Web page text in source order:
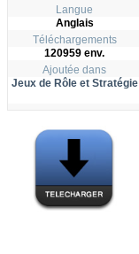
Langue
Anglais
Téléchargements
120959 env.
Ajoutée dans
Jeux de Rôle et Stratégie